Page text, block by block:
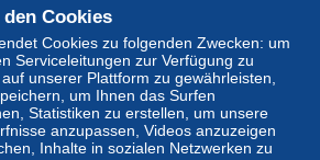
Cookies
Cookies zu folgenden Zwecken: um
Serviceleitungen zur Verfügung zu
unserer Plattform zu gewährleisten,
um Ihnen das Surfen
Statistiken zu erstellen, um unsere
anzupassen, Videos anzuzeigen
Inhalte in sozialen Netzwerken zu